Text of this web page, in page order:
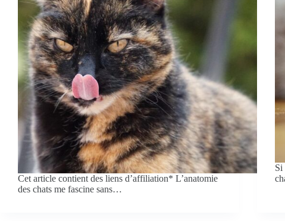
Cet article contient des liens d’affiliation* L’anatomie
des chats me fascine sans…
Si